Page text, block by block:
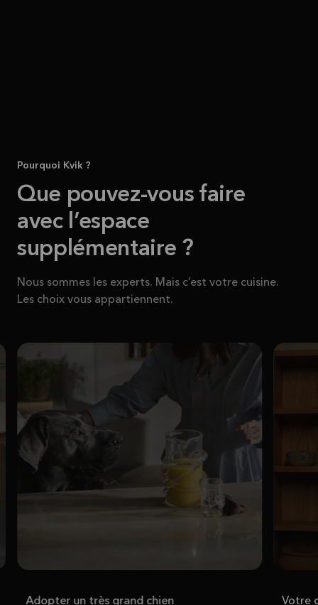
Pourquoi Kvik ?
Que pouvez-vous faire
avec l’espace
supplémentaire ?
Nous sommes les experts. Mais c’est votre cuisine.
Les choix vous appartiennent.
Adopter un très grand chien Votre